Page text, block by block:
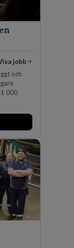
jobb
och
000